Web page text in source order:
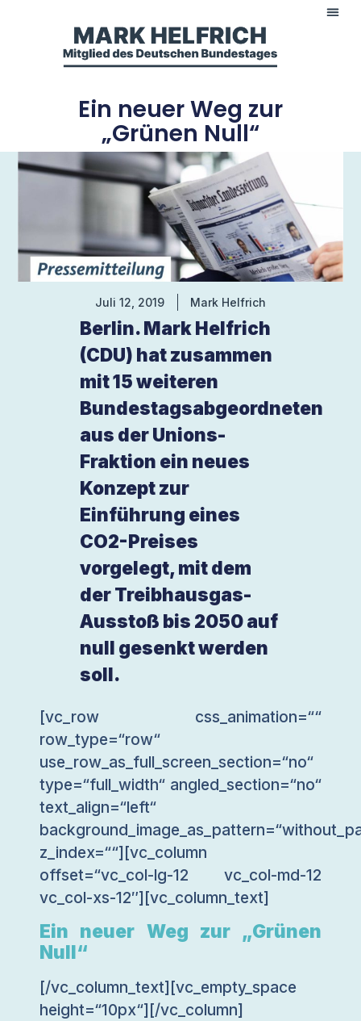
Ein neuer Weg zur
„Grünen Null“
Juli 12, 2019 Mark Helfrich
Berlin. Mark Helfrich
(CDU) hat zusammen
mit 15 weiteren
Bundestagsabgeordneten
aus der Unions-
Fraktion ein neues
Konzept zur
Einführung eines
CO2-Preises
vorgelegt, mit dem
der Treibhausgas-
Ausstoß bis 2050 auf
null gesenkt werden
soll.
[vc_row css_animation=““
row_type=“row“
use_row_as_full_screen_section=“no“
type=“full_width“ angled_section=“no“
text_align=“left“
z_index=““][vc_column
offset=“vc_col-lg-12 vc_col-md-12
vc_col-xs-12″][vc_column_text]
Ein neuer Weg zur „Grünen
Null“
[/vc_column_text][vc_empty_space
height=“10px“][/vc_column]